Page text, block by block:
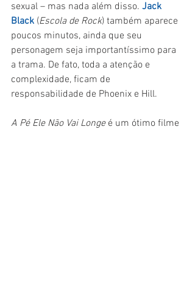
sexual – mas nada além disso. Jack
Black (Escola de Rock) também aparece
poucos minutos, ainda que seu
personagem seja importantíssimo para
a trama. De fato, toda a atenção e
complexidade, ficam de
responsabilidade de Phoenix e Hill.
A Pé Ele Não Vai Longe é um ótimo filme